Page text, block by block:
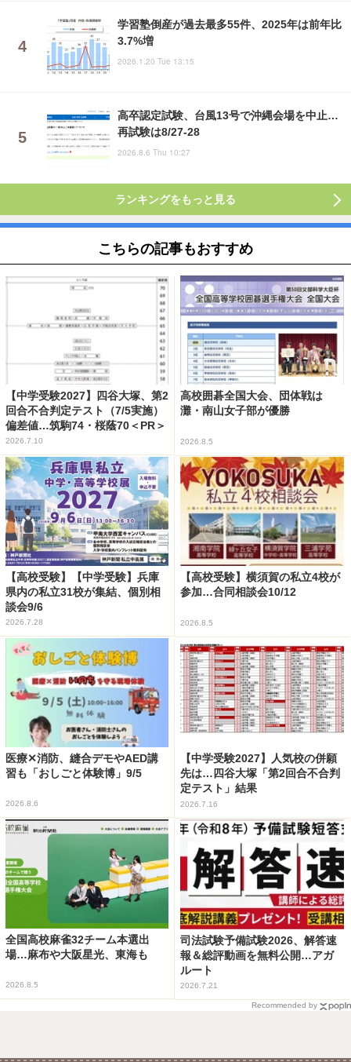
学習塾倒産が過去最多55件、2025年は前年比
3.7%増
2026.1.20 Tue 13:15
高卒認定試験、台風13号で沖縄会場を中止…
再試験は8/27-28
2026.8.6 Thu 10:27
ランキングをもっと見る
こちらの記事もおすすめ
【中学受験2027】四谷大塚、第2
回合不合判定テスト（7/5実施）
偏差値…筑駒74・桜蔭70＜PR＞
2026.7.10
高校囲碁全国大会、団体戦は
灘・南山女子部が優勝
2026.8.5
【高校受験】【中学受験】兵庫
県内の私立31校が集結、個別相
談会9/6
2026.7.28
【高校受験】横須賀の私立4校が
参加…合同相談会10/12
2026.8.5
医療✕消防、縫合デモやAED講
習も「おしごと体験博」9/5
2026.8.6
【中学受験2027】人気校の併願
先は…四谷大塚「第2回合不合判
定テスト」結果
2026.7.16
全国高校麻雀32チーム本選出
場…麻布や大阪星光、東海も
2026.8.5
司法試験予備試験2026、解答速
報＆総評動画を無料公開…アガ
ルート
2026.7.21
Recommended by